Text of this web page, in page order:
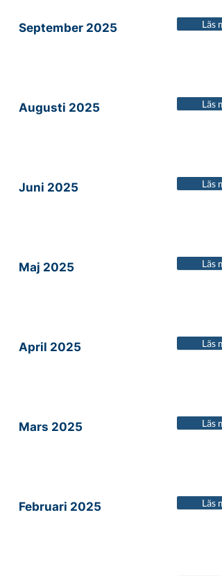
September 2025 Läs
Augusti 2025 Läs
Juni 2025 Läs
Maj 2025 Läs
April 2025 Läs
Mars 2025 Läs
Februari 2025 Läs